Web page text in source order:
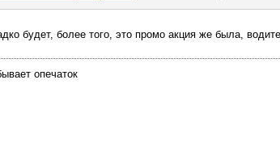
будет, более того, это промо акция же была,
опечаток